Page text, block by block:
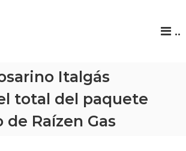
P
..
Italgás
total del paquete
Raízen Gas